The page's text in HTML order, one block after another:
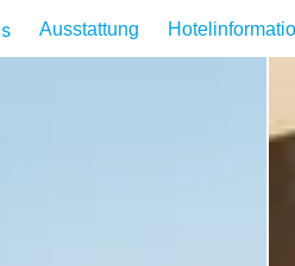
Ausstattung